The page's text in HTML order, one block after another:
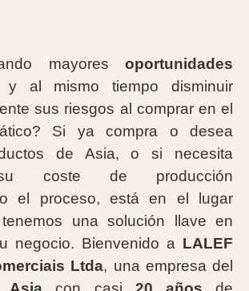
mayores oportunidades
y al mismo tiempo disminuir
sus riesgos al comprar en el
Si ya compra o desea
de Asia, o si necesita
coste de producción
el proceso, está en el lugar
una solución llave en
negocio. Bienvenido a LALEF
Ltda, una empresa del